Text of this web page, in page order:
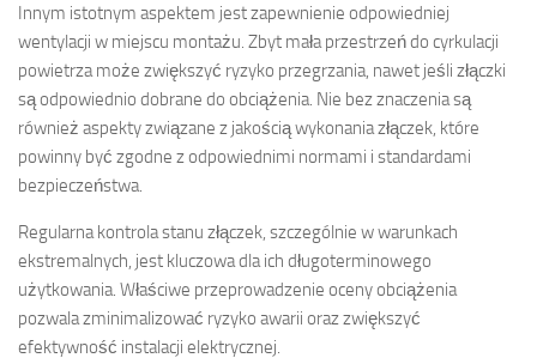
Innym istotnym aspektem jest zapewnienie odpowiedniej
wentylacji w miejscu montażu. Zbyt mała przestrzeń do cyrkulacji
powietrza może zwiększyć ryzyko przegrzania, nawet jeśli złączki
są odpowiednio dobrane do obciążenia. Nie bez znaczenia są
również aspekty związane z jakością wykonania złączek, które
powinny być zgodne z odpowiednimi normami i standardami
bezpieczeństwa.
Regularna kontrola stanu złączek, szczególnie w warunkach
ekstremalnych, jest kluczowa dla ich długoterminowego
użytkowania. Właściwe przeprowadzenie oceny obciążenia
pozwala zminimalizować ryzyko awarii oraz zwiększyć
efektywność instalacji elektrycznej.